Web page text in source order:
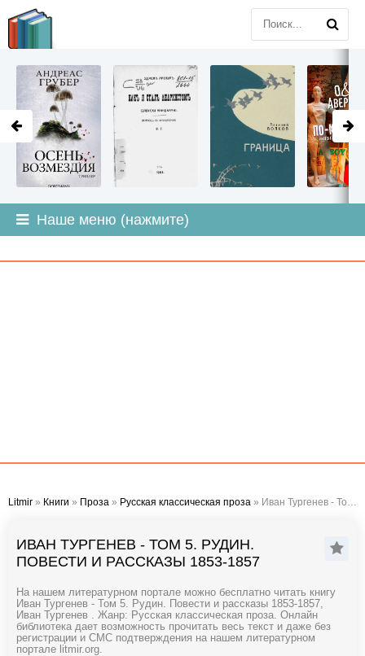
Наше меню (нажмите)
Litmir » Книги » Проза » Русская классическая проза » Иван Тургенев - Том 5. Рудин. Повести и рассказы 1853-1857
ИВАН ТУРГЕНЕВ - ТОМ 5. РУДИН.
ПОВЕСТИ И РАССКАЗЫ 1853-1857
На нашем литературном портале можно бесплатно читать книгу
Иван Тургенев - Том 5. Рудин. Повести и рассказы 1853-1857,
Иван Тургенев . Жанр: Русская классическая проза. Онлайн
библиотека дает возможность прочитать весь текст и даже без
регистрации и СМС подтверждения на нашем литературном
портале litmir.org.
LITMIR.ORG